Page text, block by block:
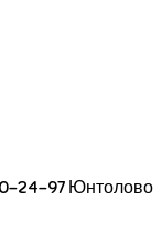
24-97 Юнтолово